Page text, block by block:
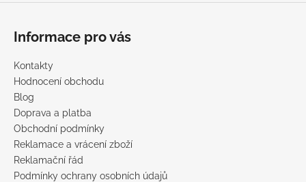
Informace pro vás
Kontakty
Hodnocení obchodu
Blog
Doprava a platba
Obchodní podmínky
Reklamace a vrácení zboží
Reklamační řád
Podmínky ochrany osobních údajů